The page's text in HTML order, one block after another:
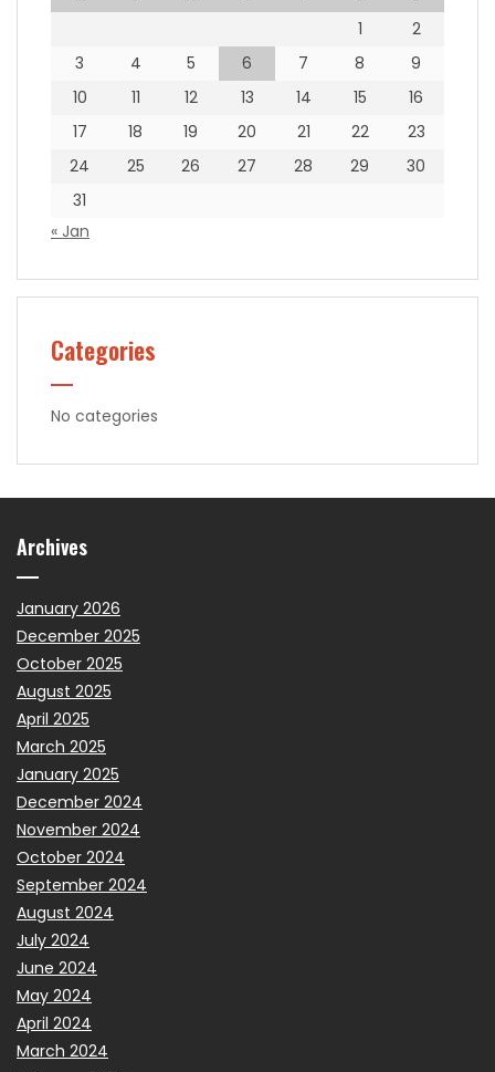
1
2
3
4 5 6 7 8
9
10
11 12 13 14 15
16
17
18 19 20 21 22
23
24
25 26 27 28 29
30
31
« Jan
Categories
No categories
Archives
January 2026
December 2025
October 2025
August 2025
April 2025
March 2025
January 2025
December 2024
November 2024
October 2024
September 2024
August 2024
July 2024
June 2024
May 2024
April 2024
March 2024